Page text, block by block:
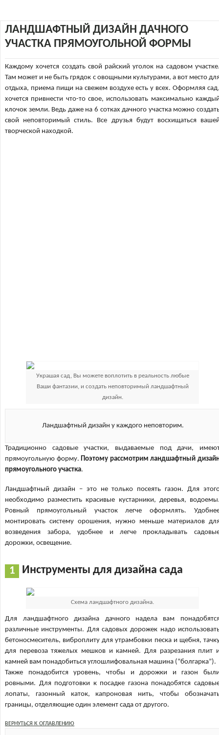
ЛАНДШАФТНЫЙ ДИЗАЙН ДАЧНОГО
УЧАСТКА ПРЯМОУГОЛЬНОЙ ФОРМЫ
Каждому хочется создать свой райский уголок на садовом
Там может и не быть грядок с овощными культурами, а вот место
отдыха, приема пищи на свежем воздухе есть у всех. Оформляя
хочется привнести что-то свое, использовать максимально
клочoк земли. Ведь даже на 6 сотках дачного участка можно
свой неповторимый стиль. Все друзья будут восхищаться
творческой находкой.
Украшая сад, Вы можете воплотить в реальность любые
Ваши фантазии, и создать неповторимый ландшафтный
дизайн.
Ландшафтный дизайн у каждого неповторим.
Традиционно садовые участки, выдаваемые под дачи,
прямоугольную форму. Поэтому рассмотрим ландшафтный
прямоугольного участка.
Ландшафтный дизайн – это не только посеять газон. Для
необходимо разместить красивые кустарники, деревья,
Ровный прямоугольный участок легче оформлять.
монтировать систему орошения, нужно меньше материалов
возведения забора, удобнее и легче прокладывать
дорожки, освещение.
Инструменты для дизайна сада
Схема ландшафтного дизайна.
Для ландшафтного дизайна дачного надела вам
различные инструменты. Для садовых дорожек надо
бетоносмеситель, виброплиту для утрамбовки песка и щебня,
для перевоза тяжелых мешков и камней. Для разрезания плит
камней вам понадобиться углошлифовальная машина (“болгарка”).
Также понадобится уровень, чтобы и дорожки и газон
ровными. Для подготовки к посадке газона понадобятся
лопаты, газонный каток, капроновая нить, чтобы
границы, отделяющие один элемент сада от другого.
ВЕРНУТЬСЯ К ОГЛАВЛЕНИЮ